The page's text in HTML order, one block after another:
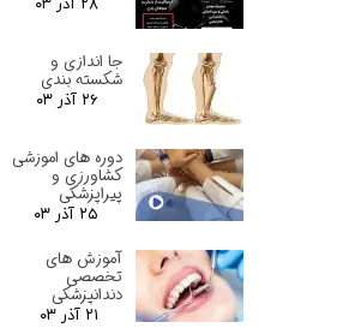
۲۸ آذر ۰۳
جا اندازی و
شکسته بندی
۲۶ آذر ۰۳
دوره های اموزشی
کشاورزی و
پیراپزشکی
۲۵ آذر ۰۳
آموزش های
تخصصی
دندانپزشکی
۲۱ آذر ۰۳